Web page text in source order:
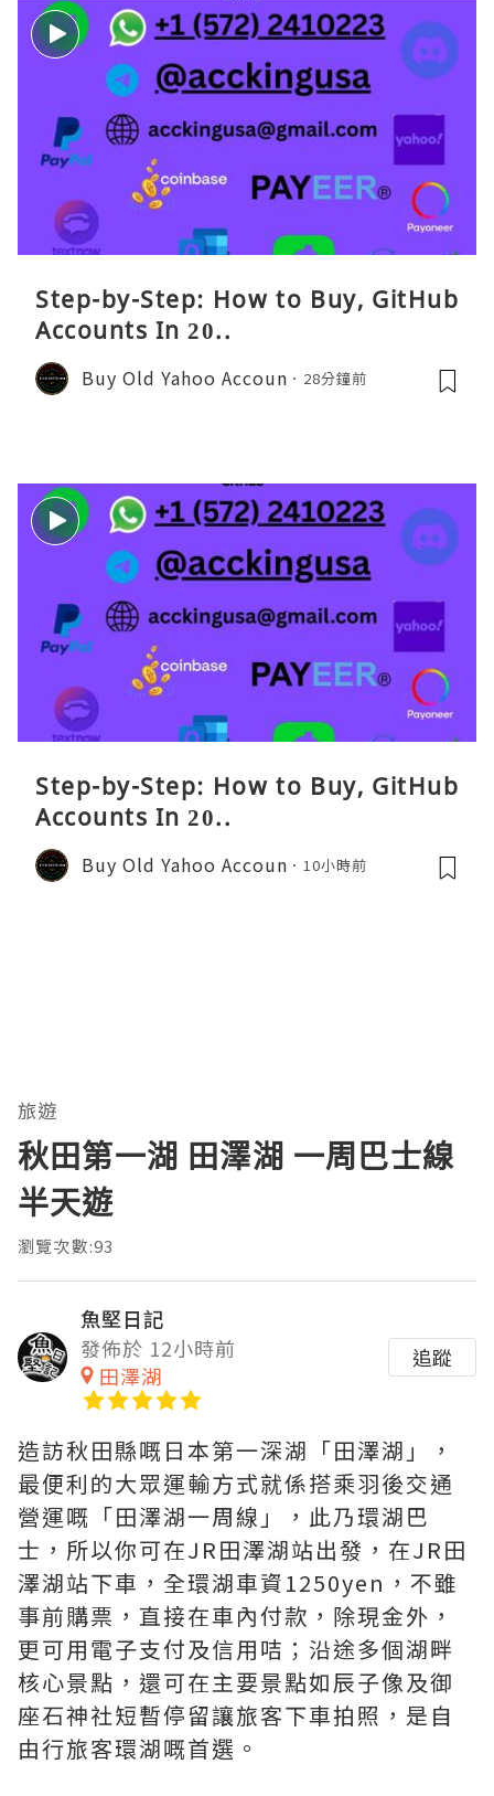
Step-by-Step: How to Buy, GitHub
Accounts In 20..
Buy Old Yahoo Accoun 28分鐘前
Step-by-Step: How to Buy, GitHub
Accounts In 20..
Buy Old Yahoo Accoun 10小時前
旅遊
秋田第一湖 田澤湖 一周巴士線
半天遊
瀏覽次數:93
魚堅日記
發佈於 12小時前
田澤湖
追蹤
造訪秋田縣嘅日本第一深湖「田澤湖」，
最便利的大眾運輸方式就係搭乘羽後交通
營運嘅「田澤湖一周線」，此乃環湖巴
士，所以你可在JR田澤湖站出發，在JR田
澤湖站下車，全環湖車資1250yen，不雖
事前購票，直接在車內付款，除現金外，
更可用電子支付及信用咭；沿途多個湖畔
核心景點，還可在主要景點如辰子像及御
座石神社短暫停留讓旅客下車拍照，是自
由行旅客環湖嘅首選。